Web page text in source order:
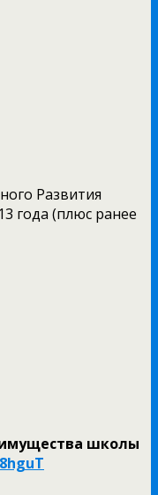
Развития
года (плюс ранее
школы